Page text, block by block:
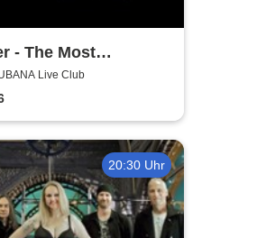
- The Most
Manowar Tribute
Live Club
20:30 Uhr